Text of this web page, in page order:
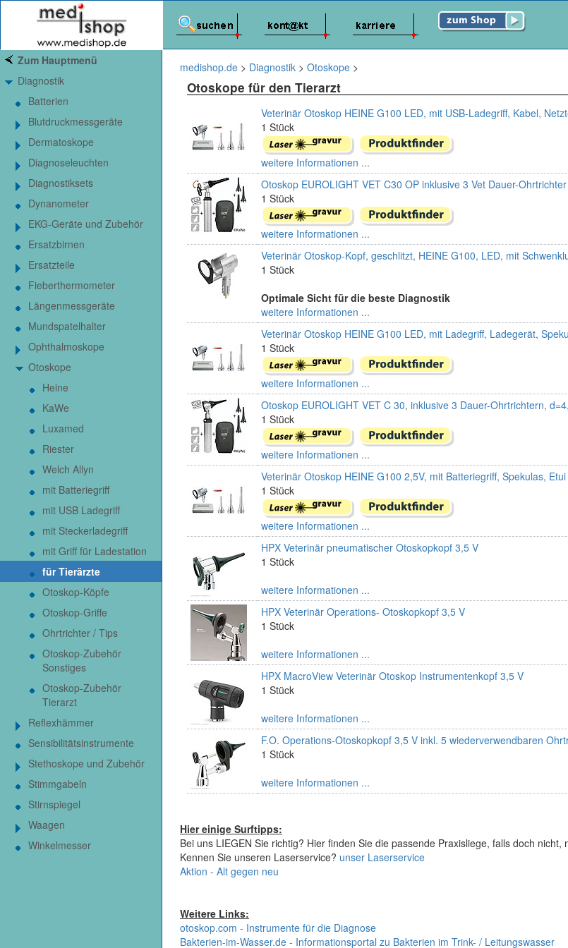
medishop.de > Diagnostik > Otoskope >
Otoskope für den Tierarzt
Veterinär Otoskop HEINE G100 LED, mit USB-Ladegriff, Kabel,
1 Stück
weitere Informationen ...
Otoskop EUROLIGHT VET C30 OP inklusive 3 Vet Dauer-Ohrtrichter
1 Stück
weitere Informationen ...
Veterinär Otoskop-Kopf, geschlitzt, HEINE G100, LED, mit
1 Stück
Optimale Sicht für die beste Diagnostik
weitere Informationen ...
Veterinär Otoskop HEINE G100 LED, mit Ladegriff, Ladegerät,
1 Stück
weitere Informationen ...
Otoskop EUROLIGHT VET C 30, inklusive 3 Dauer-Ohrtrichtern,
1 Stück
weitere Informationen ...
Veterinär Otoskop HEINE G100 2,5V, mit Batteriegriff, Spekulas, Etui
1 Stück
weitere Informationen ...
HPX Veterinär pneumatischer Otoskopkopf 3,5 V
1 Stück
weitere Informationen ...
HPX Veterinär Operations- Otoskopkopf 3,5 V
1 Stück
weitere Informationen ...
HPX MacroView Veterinär Otoskop Instrumentenkopf 3,5 V
1 Stück
weitere Informationen ...
F.O. Operations-Otoskopkopf 3,5 V inkl. 5 wiederverwendbaren
1 Stück
weitere Informationen ...
Hier einige Surftipps:
Bei uns LIEGEN Sie richtig? Hier finden Sie die passende Praxisliege, falls doch nicht,
Kennen Sie unseren Laserservice? unser Laserservice
Aktion - Alt gegen neu
Weitere Links:
otoskop.com - Instrumente für die Diagnose
Bakterien-im-Wasser.de - Informationsportal zu Bakterien im Trink- / Leitungswasser
Zum Hauptmenü
Diagnostik
Batterien
Blutdruckmessgeräte
Dermatoskope
Diagnoseleuchten
Diagnostiksets
Dynanometer
EKG-Geräte und Zubehör
Ersatzbirnen
Ersatzteile
Fieberthermometer
Längenmessgeräte
Mundspatelhalter
Ophthalmoskope
Otoskope
Heine
KaWe
Luxamed
Riester
Welch Allyn
mit Batteriegriff
mit USB Ladegriff
mit Steckerladegriff
mit Griff für Ladestation
für Tierärzte
Otoskop-Köpfe
Otoskop-Griffe
Ohrtrichter / Tips
Otoskop-Zubehör
Sonstiges
Otoskop-Zubehör
Tierarzt
Reflexhämmer
Sensibilitätsinstrumente
Stethoskope und Zubehör
Stimmgabeln
Stirnspiegel
Waagen
Winkelmesser